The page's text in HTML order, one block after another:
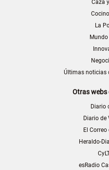
Caza
La
Últimas noticias
Otras webs
Diario
Diario de
El Correo
Heraldo-
esRadio